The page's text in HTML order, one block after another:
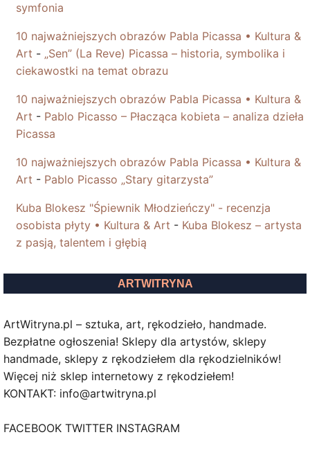
symfonia
10 najważniejszych obrazów Pabla Picassa • Kultura &
Art - „Sen” (La Reve) Picassa – historia, symbolika i
ciekawostki na temat obrazu
10 najważniejszych obrazów Pabla Picassa • Kultura &
Art - Pablo Picasso – Płacząca kobieta – analiza dzieła
Picassa
10 najważniejszych obrazów Pabla Picassa • Kultura &
Art - Pablo Picasso „Stary gitarzysta”
Kuba Blokesz "Śpiewnik Młodzieńczy" - recenzja
osobista płyty • Kultura & Art - Kuba Blokesz – artysta
z pasją, talentem i głębią
ARTWITRYNA
ArtWitryna.pl – sztuka, art, rękodzieło, handmade.
Bezpłatne ogłoszenia! Sklepy dla artystów, sklepy
handmade, sklepy z rękodziełem dla rękodzielników!
Więcej niż sklep internetowy z rękodziełem!
KONTAKT: info@artwitryna.pl
FACEBOOK TWITTER INSTAGRAM